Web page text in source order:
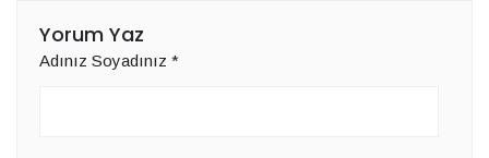
Yorum Yaz
Adınız Soyadınız *